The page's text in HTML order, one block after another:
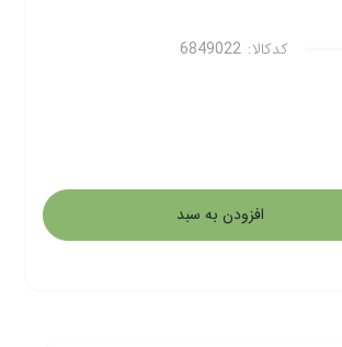
کدکالا:
افزودن به سبد